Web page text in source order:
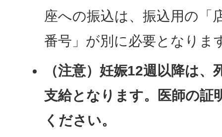
座への振込は、振込用の「
番号」が別に必要となりま
（注意）妊娠12週以降は
支給となります。医師の証
ください。